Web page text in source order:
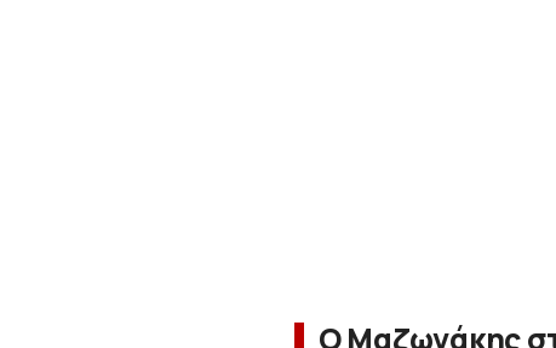
Ο Μαζωνάκης